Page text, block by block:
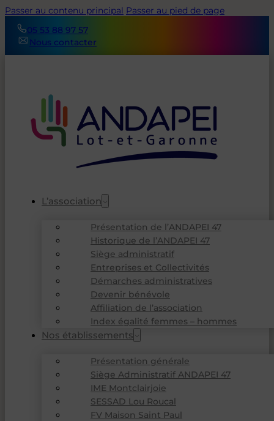
Passer au contenu principal Passer au pied de page
05 53 88 97 57
Nous contacter
L’association
Présentation de l’ANDAPEI 47
Historique de l’ANDAPEI 47
Siège administratif
Entreprises et Collectivités
Démarches administratives
Devenir bénévole
Affiliation de l’association
Index égalité femmes – hommes
Nos établissements
Présentation générale
Siège Administratif ANDAPEI 47
IME Montclairjoie
SESSAD Lou Roucal
FV Maison Saint Paul